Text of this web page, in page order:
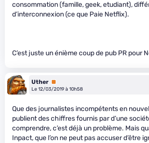
consommation (famille, geek, etudiant),
d’interconnexion (ce que Paie Netflix).
C’est juste un énième coup de pub PR pour
Uther Premium
Le 12/03/2019 à 10h58
Que des journalistes incompétents en
publient des chiffres fournis par d’une
comprendre, c’est déjà un problème. Mais
Inpact, que l’on ne peut pas accuser d’être